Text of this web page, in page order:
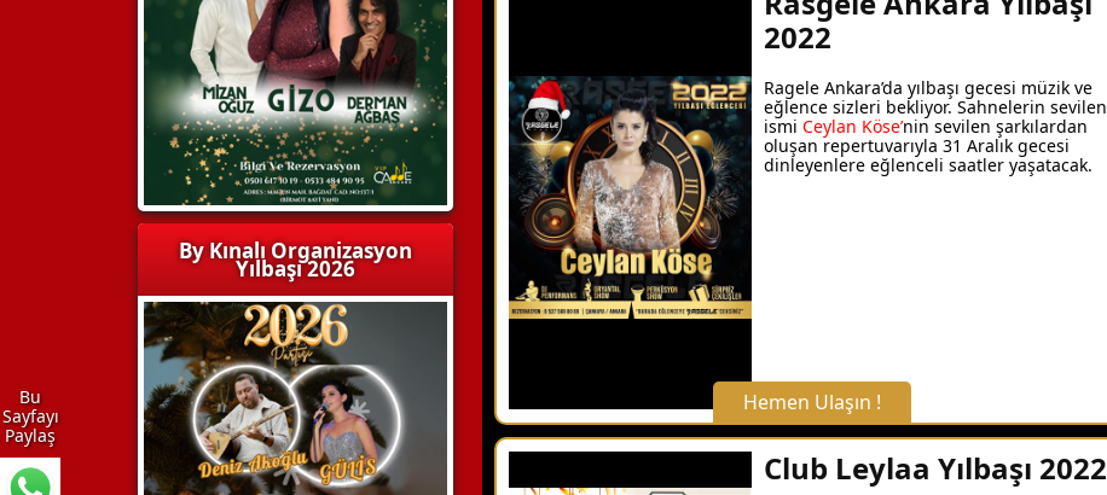
By Kınalı Organizasyon
Yılbaşı 2026
WhatsApp ile Bilgi Alın
Hemen Arayın
Detaylı Bilgi Alın
2022
Ragele Ankara’da yılbaşı gecesi müzik ve
eğlence sizleri bekliyor. Sahnelerin sevilen
ismi Ceylan Köse’nin sevilen şarkılardan
oluşan repertuvarıyla 31 Aralık gecesi
dinleyenlere eğlenceli saatler yaşatacak.
Hemen Ulaşın !
X Kapat
Club Leylaa Yılbaşı 2022
Bu
Sayfayı
Paylaş